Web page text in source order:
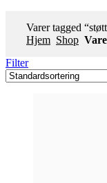
Varer tagged
Hjem Shop
Filter